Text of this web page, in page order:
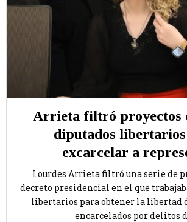
Arrieta filtró proyectos
diputados
excarcelar a
Lourdes Arrieta filtró una serie de
decreto presidencial en el que
libertarios para obtener la libertad
encarcelados por delitos